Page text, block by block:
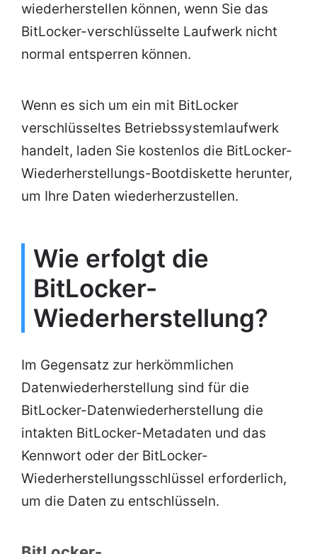
wiederherstellen können, wenn Sie das
BitLocker-verschlüsselte Laufwerk nicht
normal entsperren können.
Wenn es sich um ein mit BitLocker
verschlüsseltes Betriebssystemlaufwerk
handelt, laden Sie kostenlos die BitLocker-
Wiederherstellungs-Bootdiskette herunter,
um Ihre Daten wiederherzustellen.
Wie erfolgt die
BitLocker-
Wiederherstellung?
Im Gegensatz zur herkömmlichen
Datenwiederherstellung sind für die
BitLocker-Datenwiederherstellung die
intakten BitLocker-Metadaten und das
Kennwort oder der BitLocker-
Wiederherstellungsschlüssel erforderlich,
um die Daten zu entschlüsseln.